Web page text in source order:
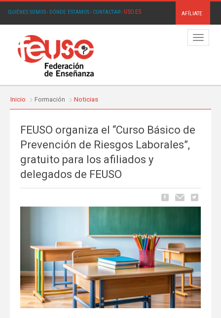
QUIÉNES SOMOS· DÓNDE ESTAMOS· CONTACTAR· USO.ES AFÍLIATE
Menú
Inicio Formación Noticias
FEUSO organiza el “Curso Básico de
Prevención de Riesgos Laborales”,
gratuito para los afiliados y
delegados de FEUSO